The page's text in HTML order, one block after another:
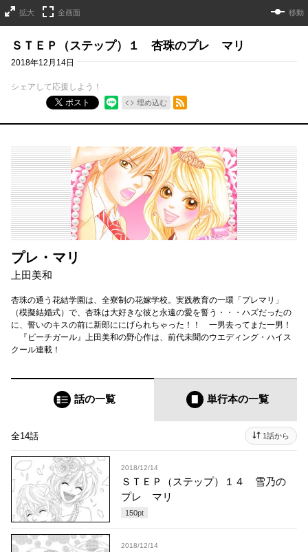
拡大 全画面 移動
ＳＴＥＰ（ステップ）１ 杏珠のプレ マリ
2018年12月14日
シェアして応援しよう！
ポスト
埋め込む
RSSフィード
プレ・マリ
上田美和
杏珠の通う花結学園は、全寮制の花嫁学校。実践教育の一環「プレマリ」
（模擬結婚式）で、杏珠は大好きな彼と永遠の愛を誓う・・・ハズだったの
に、誓いのキスの前に新郎ににげられちゃった！！ 一男去ってまた一男！
『ピーチガール』上田美和の野心作は、前代未聞のウエディング・ハイス
クール連載！
話の一覧 単行本の一覧
全14話 1話から
2018/12/14
ＳＴＥＰ（ステップ）１４ 雪乃の
プレ マリ
150pt
2018/12/14